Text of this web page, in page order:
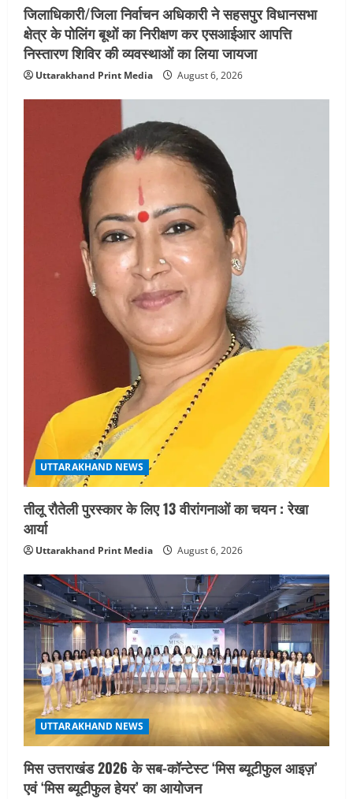
जिलाधिकारी/जिला निर्वाचन अधिकारी ने सहसपुर विधानसभा
क्षेत्र के पोलिंग बूथों का निरीक्षण कर एसआईआर आपत्ति
निस्तारण शिविर की व्यवस्थाओं का लिया जायजा
Uttarakhand Print Media August 6, 2026
UTTARAKHAND NEWS
तीलू रौतेली पुरस्कार के लिए 13 वीरांगनाओं का चयन : रेखा
आर्या
Uttarakhand Print Media August 6, 2026
UTTARAKHAND NEWS
मिस उत्तराखंड 2026 के सब-कॉन्टेस्ट ‘मिस ब्यूटीफुल आइज़’
एवं ‘मिस ब्यूटीफुल हेयर’ का आयोजन